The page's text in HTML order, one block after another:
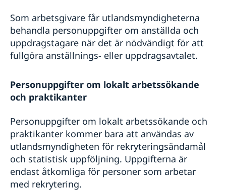
Som arbetsgivare får utlandsmyndigheterna
behandla personuppgifter om anställda och
uppdragstagare när det är nödvändigt för att
fullgöra anställnings- eller uppdragsavtalet.
Personuppgifter om lokalt arbetssökande
och praktikanter
Personuppgifter om lokalt arbetssökande och
praktikanter kommer bara att användas av
utlandsmyndigheten för rekryteringsändamål
och statistisk uppföljning. Uppgifterna är
endast åtkomliga för personer som arbetar
med rekrytering.